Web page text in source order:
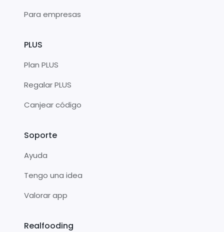
Para empresas
PLUS
Plan PLUS
Regalar PLUS
Canjear código
Soporte
Ayuda
Tengo una idea
Valorar app
Realfooding